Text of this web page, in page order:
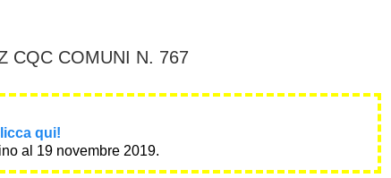
CQC COMUNI N. 767
qui!
al 19 novembre 2019.